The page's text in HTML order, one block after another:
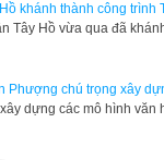
khánh thành công trình
Tây Hồ vừa qua đã
Phượng chú trọng xây
dựng các mô hình